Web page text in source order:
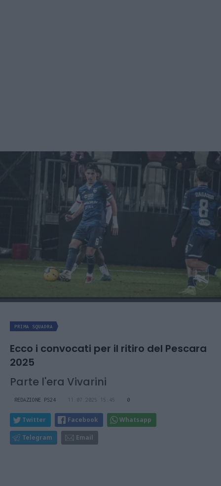
PRIMA SQUADRA
Ecco i convocati per il ritiro del Pescara
2025
Parte l'era Vivarini
REDAZIONE PS24 11.07.2025 15:45 0
Twitter Facebook Whatsapp
Telegram Email